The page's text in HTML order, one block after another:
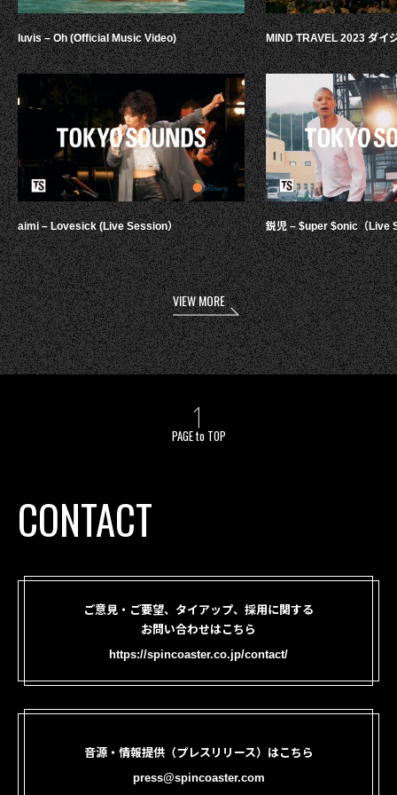
luvis – Oh (Official Music Video)
aimi – Lovesick (Live Session）
MIND TRAVEL 2023 ダイ
鋭児 – $uper $onic（Live
VIEW MORE
PAGE to TOP
CONTACT
ご意見・ご要望、タイアップ、採用に関する
お問い合わせはこちら
https://spincoaster.co.jp/contact/
音源・情報提供（プレスリリース）はこちら
press@spincoaster.com